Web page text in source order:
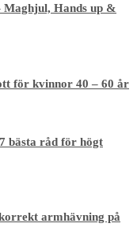
Hands up &
för kvinnor 40 – 60 år
bästa råd för högt
armhävning på